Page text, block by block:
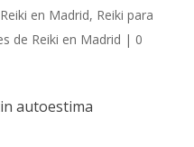
Reiki en Madrid, Reiki para
de Reiki en Madrid | 0